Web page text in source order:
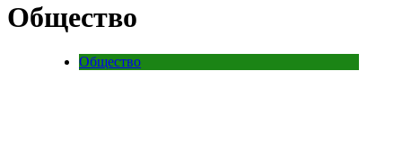
Общество
Общество